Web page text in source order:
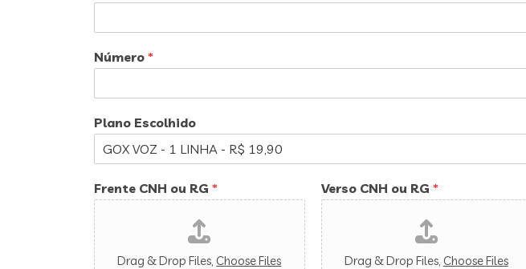
Número *
Plano Escolhido
Frente CNH ou RG *
Drag & Drop Files, Choose Files
Verso CNH ou RG *
Drag & Drop Files, Choose Files